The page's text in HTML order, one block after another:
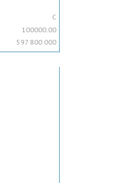
C
100000.00
597 800 000